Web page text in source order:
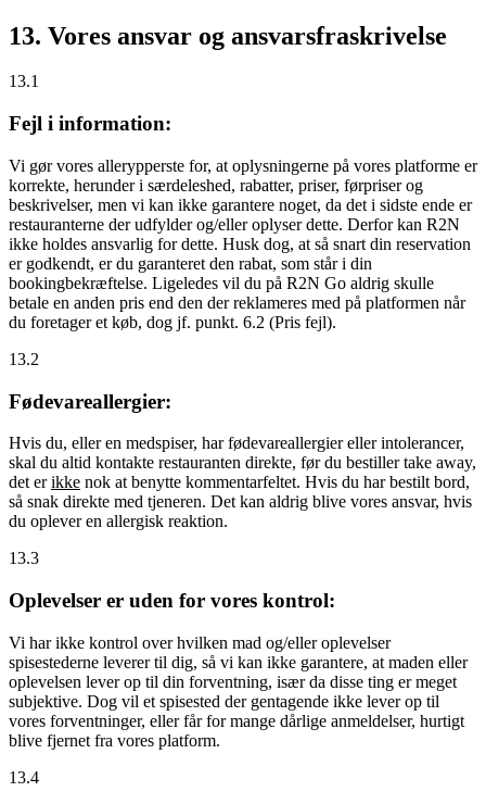
13. Vores ansvar og ansvarsfraskrivelse
13.1
Fejl i information:
Vi gør vores allerypperste for, at oplysningerne på vores platforme er
korrekte, herunder i særdeleshed, rabatter, priser, førpriser og
beskrivelser, men vi kan ikke garantere noget, da det i sidste ende er
restauranterne der udfylder og/eller oplyser dette. Derfor kan R2N
ikke holdes ansvarlig for dette. Husk dog, at så snart din reservation
er godkendt, er du garanteret den rabat, som står i din
bookingbekræftelse. Ligeledes vil du på R2N Go aldrig skulle
betale en anden pris end den der reklameres med på platformen når
du foretager et køb, dog jf. punkt. 6.2 (Pris fejl).
13.2
Fødevareallergier:
Hvis du, eller en medspiser, har fødevareallergier eller intolerancer,
skal du altid kontakte restauranten direkte, før du bestiller take away,
det erikke nok at benytte kommentarfeltet. Hvis du har bestilt bord,
så snak direkte med tjeneren. Det kan aldrig blive vores ansvar, hvis
du oplever en allergisk reaktion.
13.3
Oplevelser er uden for vores kontrol:
Vi har ikke kontrol over hvilken mad og/eller oplevelser
spisestederne leverer til dig, så vi kan ikke garantere, at maden eller
oplevelsen lever op til din forventning, især da disse ting er meget
subjektive. Dog vil et spisested der gentagende ikke lever op til
vores forventninger, eller får for mange dårlige anmeldelser, hurtigt
blive fjernet fra vores platform.
13.4